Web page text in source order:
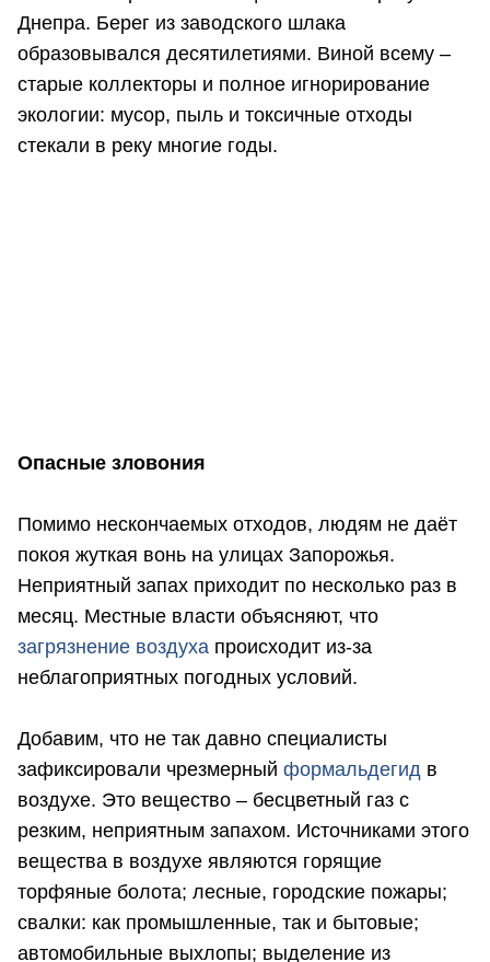
Днепра. Берег из заводского шлака
образовывался десятилетиями. Виной всему –
старые коллекторы и полное игнорирование
экологии: мусор, пыль и токсичные отходы
стекали в реку многие годы.
Опасные зловония
Помимо нескончаемых отходов, людям не даёт
покоя жуткая вонь на улицах Запорожья.
Неприятный запах приходит по несколько раз в
месяц. Местные власти объясняют, что
загрязнение воздуха происходит из-за
неблагоприятных погодных условий.
Добавим, что не так давно специалисты
зафиксировали чрезмерный формальдегид в
воздухе. Это вещество – бесцветный газ с
резким, неприятным запахом. Источниками этого
вещества в воздухе являются горящие
торфяные болота; лесные, городские пожары;
свалки: как промышленные, так и бытовые;
автомобильные выхлопы; выделение из